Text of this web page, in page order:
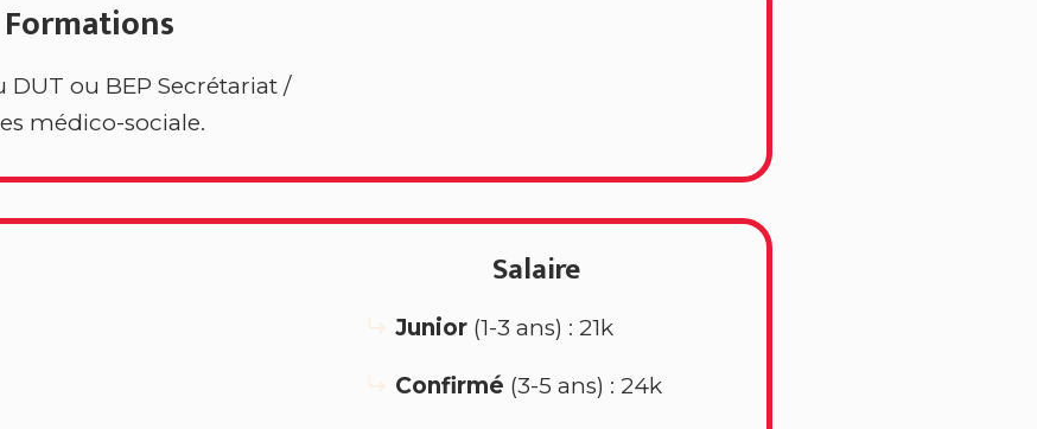
Formations
DUT ou BEP Secrétariat /
médico-sociale.
Salaire
Junior(1-3 ans) : 21k
Confirmé (3-5 ans) : 24k